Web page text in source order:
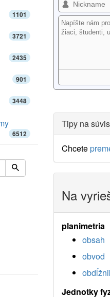
Tipy na
Chcete
Na
planimetria
obsah
obvod
Jednotky
1101
3721
2435
901
3448
6512